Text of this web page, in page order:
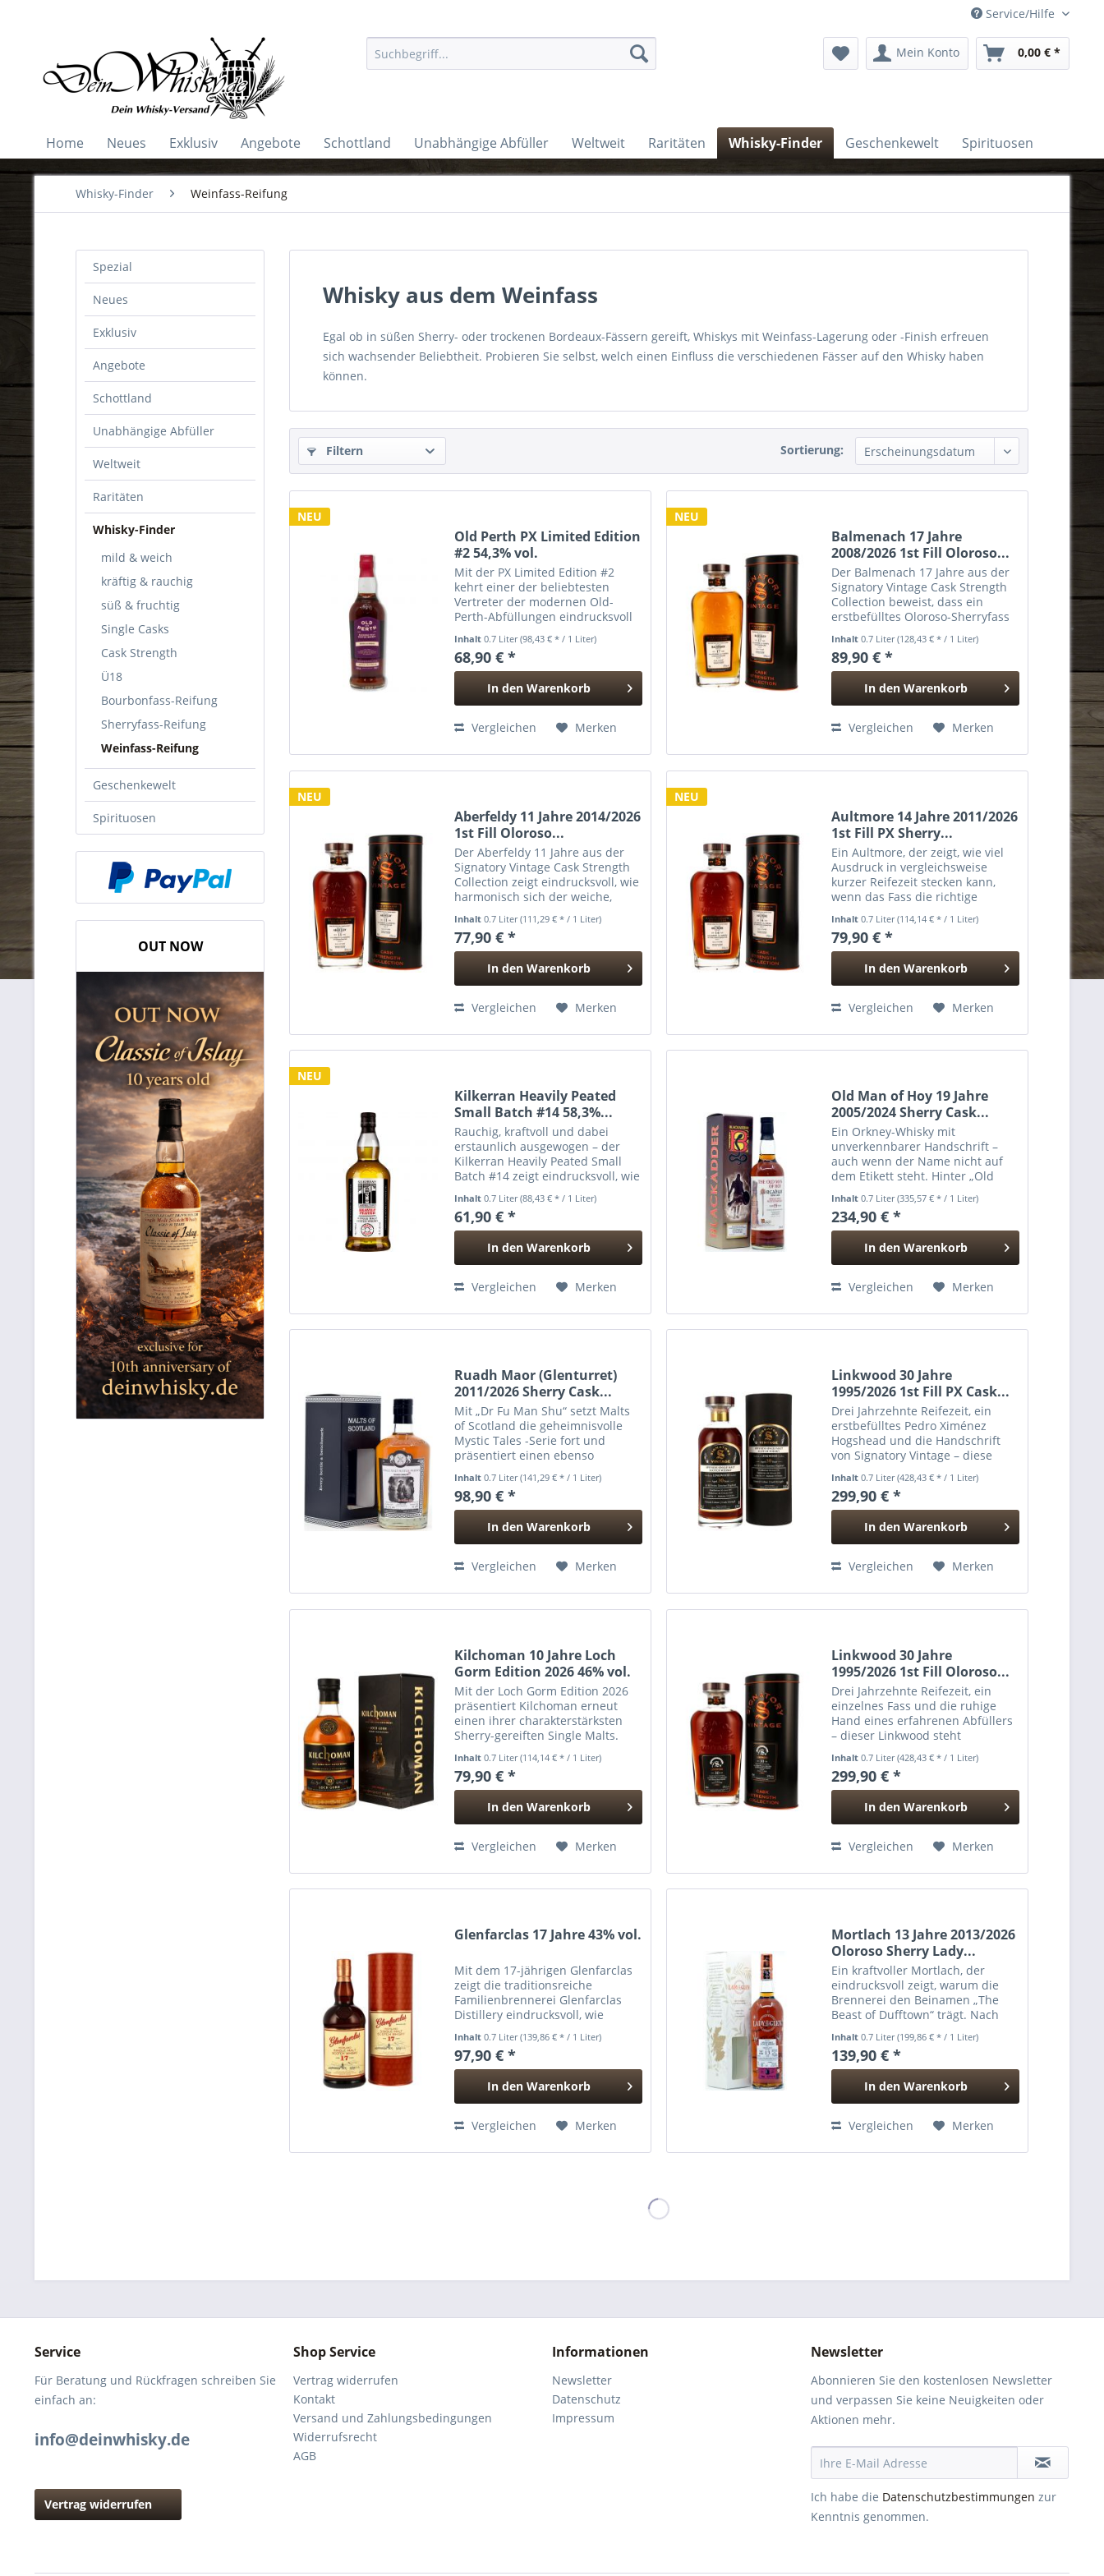
Service/Hilfe
Mein Konto 0,00 € *
Home Neues Exklusiv Angebote Schottland Unabhängige Abfüller Weltweit Raritäten Whisky-Finder Geschenkewelt Spirituosen
Whisky-Finder Weinfass-Reifung
Spezial
Neues
Exklusiv
Angebote
Schottland
Unabhängige Abfüller
Weltweit
Raritäten
Whisky-Finder
mild & weich
kräftig & rauchig
süß & fruchtig
Single Casks
Cask Strength
Ü18
Bourbonfass-Reifung
Sherryfass-Reifung
Weinfass-Reifung
Geschenkewelt
Spirituosen
OUT NOW
Whisky aus dem Weinfass
Egal ob in süßen Sherry- oder trockenen Bordeaux-Fässern gereift, Whiskys mit Weinfass-Lagerung oder -Finish erfreuen
sich wachsender Beliebtheit. Probieren Sie selbst, welch einen Einfluss die verschiedenen Fässer auf den Whisky haben
können.
Filtern Sortierung:
NEU
Old Perth PX Limited Edition
#2 54,3% vol.
Mit der PX Limited Edition #2
kehrt einer der beliebtesten
Vertreter der modernen Old-
Perth-Abfüllungen eindrucksvoll
Marke, deren Wurzeln tief in der
historischen Blending-Stadt Perth
liegen, widmet sich...
Inhalt0.7 Liter(98,43 € * / 1 Liter)
68,90 € *
In den Warenkorb
Hinzugefügt
Vergleichen Merken
NEU
Balmenach 17 Jahre
2008/2026 1st Fill Oloroso...
Der Balmenach 17 Jahre aus der
Signatory Vintage Cask Strength
Collection beweist, dass ein
erstbefülltes Oloroso-Sherryfass
angeben muss. Stattdessen
ergänzt die Fassreifung den
robusten, würzigen Charakter...
Inhalt0.7 Liter(128,43 € * / 1 Liter)
89,90 € *
In den Warenkorb
Hinzugefügt
Vergleichen Merken
NEU
Aberfeldy 11 Jahre 2014/2026
1st Fill Oloroso...
Der Aberfeldy 11 Jahre aus der
Signatory Vintage Cask Strength
Collection zeigt eindrucksvoll, wie
harmonisch sich der weiche,
Highland-Brennerei mit dem
intensiven Einfluss eines
erstbefüllten...
Inhalt0.7 Liter(111,29 € * / 1 Liter)
77,90 € *
In den Warenkorb
Hinzugefügt
Vergleichen Merken
NEU
Aultmore 14 Jahre 2011/2026
1st Fill PX Sherry...
Ein Aultmore, der zeigt, wie viel
Ausdruck in vergleichsweise
kurzer Reifezeit stecken kann,
wenn das Fass die richtige
Mai 2011 und 2026 von Signatory
Vintage in Fassstärke abgefüllt,
verbindet dieses...
Inhalt0.7 Liter(114,14 € * / 1 Liter)
79,90 € *
In den Warenkorb
Hinzugefügt
Vergleichen Merken
NEU
Kilkerran Heavily Peated
Small Batch #14 58,3%...
Rauchig, kraftvoll und dabei
erstaunlich ausgewogen – der
Kilkerran Heavily Peated Small
Batch #14 zeigt eindrucksvoll, wie
Campbeltown Whisky sein kann.
Die Kombination aus 90 %
Bourbon- und 10 %...
Inhalt0.7 Liter(88,43 € * / 1 Liter)
61,90 € *
In den Warenkorb
Hinzugefügt
Vergleichen Merken
Old Man of Hoy 19 Jahre
2005/2024 Sherry Cask...
Ein Orkney-Whisky mit
unverkennbarer Handschrift –
auch wenn der Name nicht auf
dem Etikett steht. Hinter „Old
Single Malt aus der Highland Park
Distillery, abgefüllt vom
unabhängigen Bottler Blackadder
Inhalt0.7 Liter(335,57 € * / 1 Liter)
234,90 € *
In den Warenkorb
Hinzugefügt
Vergleichen Merken
Ruadh Maor (Glenturret)
2011/2026 Sherry Cask...
Mit „Dr Fu Man Shu“ setzt Malts
of Scotland die geheimnisvolle
Mystic Tales -Serie fort und
präsentiert einen ebenso
faszinierenden Single Malt.
Hinter dem Namen Ruadh Maor
verbirgt sich der rauchige Stil
Inhalt0.7 Liter(141,29 € * / 1 Liter)
98,90 € *
In den Warenkorb
Hinzugefügt
Vergleichen Merken
Linkwood 30 Jahre
1995/2026 1st Fill PX Cask...
Drei Jahrzehnte Reifezeit, ein
erstbefülltes Pedro Ximénez
Hogshead und die Handschrift
von Signatory Vintage – diese
große, gereifte Speyside-Whiskys
auszeichnet. Destilliert am 5. Juni
1995 und abgefüllt am...
Inhalt0.7 Liter(428,43 € * / 1 Liter)
299,90 € *
In den Warenkorb
Hinzugefügt
Vergleichen Merken
Kilchoman 10 Jahre Loch
Gorm Edition 2026 46% vol.
Mit der Loch Gorm Edition 2026
präsentiert Kilchoman erneut
einen ihrer charakterstärksten
Sherry-gereiften Single Malts.
torfigen See unweit der
Destillerie, steht diese Abfüllung
seit jeher für die...
Inhalt0.7 Liter(114,14 € * / 1 Liter)
79,90 € *
In den Warenkorb
Hinzugefügt
Vergleichen Merken
Linkwood 30 Jahre
1995/2026 1st Fill Oloroso...
Drei Jahrzehnte Reifezeit, ein
einzelnes Fass und die ruhige
Hand eines erfahrenen Abfüllers
– dieser Linkwood steht
gereifter Speyside-Whiskys.
Destilliert am 5. Juni 1995 und
Anfang 2026 abgefüllt,...
Inhalt0.7 Liter(428,43 € * / 1 Liter)
299,90 € *
In den Warenkorb
Hinzugefügt
Vergleichen Merken
Glenfarclas 17 Jahre 43% vol.
Mit dem 17-jährigen Glenfarclas
zeigt die traditionsreiche
Familienbrennerei Glenfarclas
Distillery eindrucksvoll, wie
Eleganz verbinden lassen.
Vollständig in Oloroso-
Sherryfässern gereift, vereint
diese...
Inhalt0.7 Liter(139,86 € * / 1 Liter)
97,90 € *
In den Warenkorb
Hinzugefügt
Vergleichen Merken
Mortlach 13 Jahre 2013/2026
Oloroso Sherry Lady...
Ein kraftvoller Mortlach, der
eindrucksvoll zeigt, warum die
Brennerei den Beinamen „The
Beast of Dufftown“ trägt. Nach
Hogshead erhielt dieser Single
Malt ein intensives Finish im First
Fill Oloroso...
Inhalt0.7 Liter(199,86 € * / 1 Liter)
139,90 € *
In den Warenkorb
Hinzugefügt
Vergleichen Merken
Service
Für Beratung und Rückfragen schreiben Sie
einfach an:
info@deinwhisky.de
Vertrag widerrufen
Shop Service
Vertrag widerrufen
Kontakt
Versand und Zahlungsbedingungen
Widerrufsrecht
AGB
Informationen
Newsletter
Datenschutz
Impressum
Newsletter
Abonnieren Sie den kostenlosen Newsletter
und verpassen Sie keine Neuigkeiten oder
Aktionen mehr.
Ich habe die Datenschutzbestimmungen zur
Kenntnis genommen.